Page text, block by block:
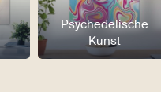
Psychedelische
Kunst